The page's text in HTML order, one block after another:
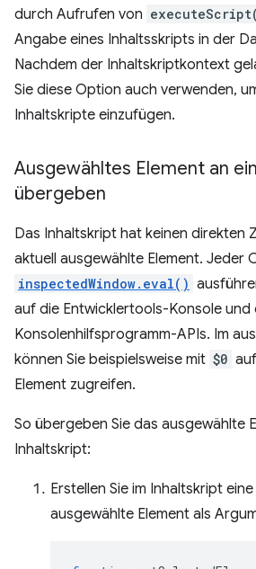
durch Aufrufen von
Angabe eines Inhaltsskripts in der
Nachdem der Inhaltskriptkontext
Sie diese Option auch verwenden,
Inhaltskripte einzufügen.
Ausgewähltes Element an
übergeben
Das Inhaltskript hat keinen direkten
aktuell ausgewählte Element. Jeder
inspectedWindow.eval()
auf die Entwicklertools-Konsole und
Konsolenhilfsprogramm-APIs. Im
können Sie beispielsweise mit $0
Element zugreifen.
So übergeben Sie das ausgewählte
Inhaltskript:
Erstellen Sie im Inhaltskript
ausgewählte Element als